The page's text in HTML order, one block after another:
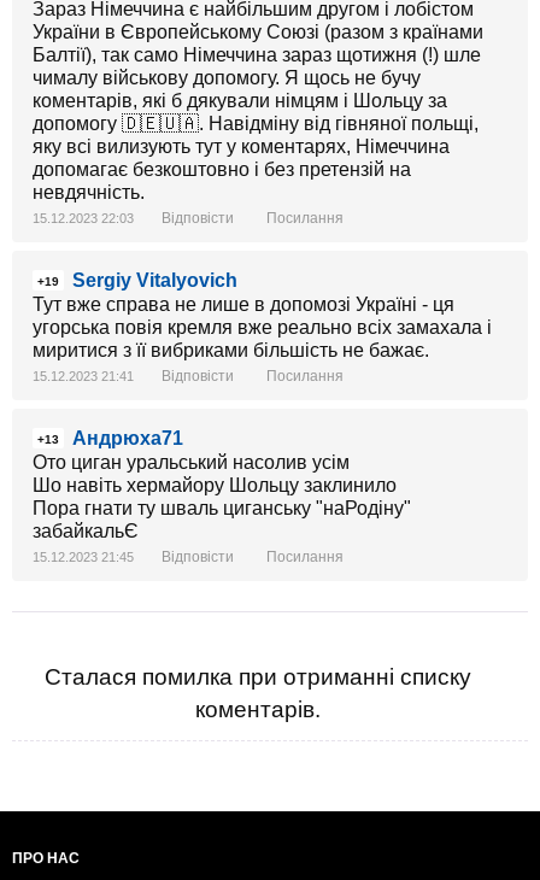
Зараз Німеччина є найбільшим другом і лобістом
України в Європейському Союзі (разом з країнами
Балтії), так само Німеччина зараз щотижня (!) шле
чималу військову допомогу. Я щось не бучу
коментарів, які б дякували німцям і Шольцу за
допомогу 🇩🇪🇺🇦. Навідміну від гівняної польщі,
яку всі вилизують тут у коментарях, Німеччина
допомагає безкоштовно і без претензій на
невдячність.
15.12.2023 22:03 Відповісти Посилання
+19
Sergiy Vitalyovich
Тут вже справа не лише в допомозі Україні - ця
угорська повія кремля вже реально всіх замахала і
миритися з її вибриками більшість не бажає.
15.12.2023 21:41 Відповісти Посилання
+13
Андрюха71
Ото циган уральський насолив усім
Шо навіть хермайору Шольцу заклинило
Пора гнати ту шваль циганську "наРодіну"
забайкальЄ
15.12.2023 21:45 Відповісти Посилання
Сталася помилка при отриманні списку
коментарів.
ПРО НАС